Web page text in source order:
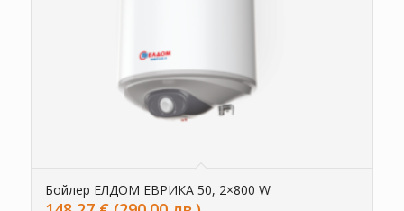
Бойлер ЕЛДОМ ЕВРИКА 50, 2×800 W